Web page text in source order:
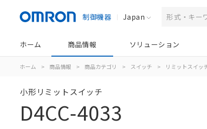
制御機器 Japan
ホーム 商品情報 ソリューション
ホーム > 商品情報 > 商品カテゴリ > スイッチ > リミットスイッ
小形リミットスイッチ
D4CC-4033